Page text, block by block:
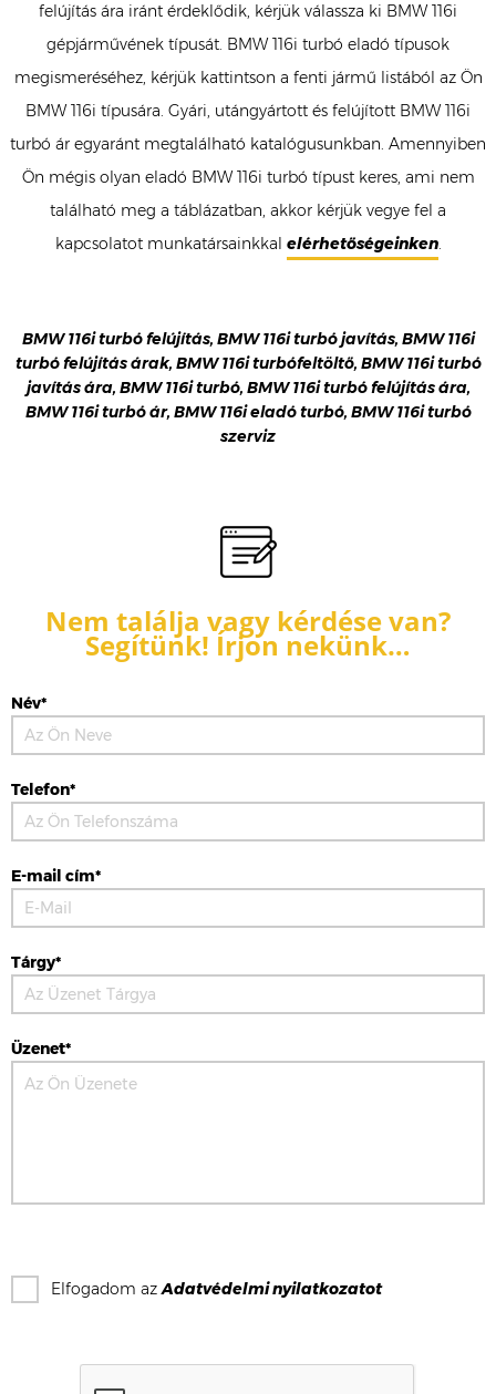
felújítás ára iránt érdeklődik, kérjük válassza ki BMW 116i
gépjárművének típusát. BMW 116i turbó eladó típusok
megismeréséhez, kérjük kattintson a fenti jármű listából az Ön
BMW 116i típusára. Gyári, utángyártott és felújított BMW 116i
turbó ár egyaránt megtalálható katalógusunkban. Amennyiben
Ön mégis olyan eladó BMW 116i turbó típust keres, ami nem
található meg a táblázatban, akkor kérjük vegye fel a
kapcsolatot munkatársainkkal elérhetőségeinken.
BMW 116i turbó felújítás, BMW 116i turbó javítás, BMW 116i
turbó felújítás árak, BMW 116i turbófeltöltő, BMW 116i turbó
javítás ára, BMW 116i turbó, BMW 116i turbó felújítás ára,
BMW 116i turbó ár, BMW 116i eladó turbó, BMW 116i turbó
szerviz
Nem találja vagy kérdése van?
Segítünk! Írjon nekünk…
Név*
Telefon*
E-mail cím*
Tárgy*
Üzenet*
Elfogadom azAdatvédelmi nyilatkozatot